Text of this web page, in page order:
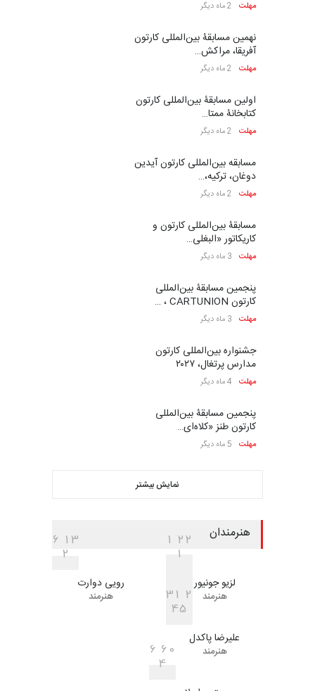
مهلت 2 ماه دیگر
نهمین مسابقۀ بین‌المللی کارتون
آفریقا، مراکش…
مهلت 2 ماه دیگر
اولین مسابقۀ بین‌المللی کارتون
کتابخانۀ ممتا…
مهلت 2 ماه دیگر
مسابقه بین‌المللی کارتون آیدین
دوغان، ترکیه،…
مهلت 2 ماه دیگر
مسابقۀ بین‌المللی کارتون و
کاریکاتور «البغلی…
مهلت 3 ماه دیگر
پنجمین مسابقۀ بین‌المللی
کارتون CARTUNION ، …
مهلت 3 ماه دیگر
جشنواره بین‌المللی کارتون
مدارس پرتغال، ۲۰۲۷
مهلت 4 ماه دیگر
پنجمین مسابقۀ بین‌المللی
کارتون طنز «کلاه‌ای…
مهلت 5 ماه دیگر
نمایش بیشتر
هنرمندان 1 22
1
لزیو جونیور
هنرمند
6 1 3
2
رویی دوارت
هنرمند 31 2
45
علیرضا پاکدل
هنرمند 6 6 0
4